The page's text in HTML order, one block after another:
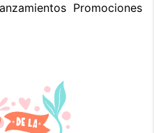
Promociones
en Gadnic